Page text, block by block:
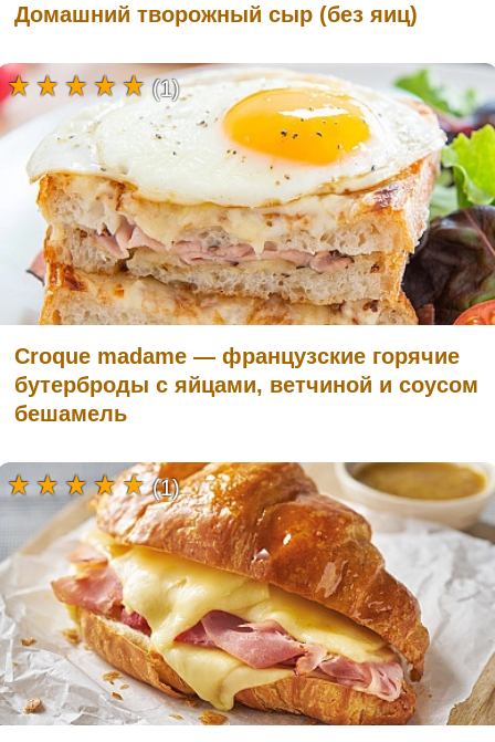
Домашний творожный сыр (без яиц)
Croque madame — французские горячие
бутерброды с яйцами, ветчиной и соусом
бешамель
(1)
(1)